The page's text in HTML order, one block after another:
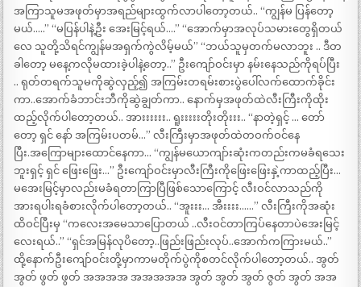
အကြာသူမအဖုတ်မှာအရည်များထွက်လာပါတော့တယ်.. “ကျွန်မ ပြန်တော့
မယ်…..” “မပြန်ပါနဲ့ဦး အေးမြင့်ရယ်….” “အောက်မှာအလုပ်သမားတွေရှိတယ်
လေ သူတို့သိရင်ကျွန်မအရှက်ကွဲလိမ့်မယ်” “ဘယ်သူမှတက်မလာဘူး .. ဒီတ
ခါတော့ မနေ့ကလိုမထားခဲ့ပါနဲ့တော့..” ဦးကျော်ဝင်းမှာ နမ်းနေသည်ကိုရပ်ပြီး
.. ရုတ်တရက်သူမကိုဆွဲလှည့်၍ အကြမ်းတရမ်းစားပွဲပေါ်လက်ထောက်ခိုင်း
ကာ..အောက်ခံဘာင်းဘီကိုဆွဲချွတ်ကာ.. နောက်မှအဖုတ်ထဲလီးကြီးကိုထိုး
ထည့်လိုက်ပါတော့တယ်.. အားးးးးး.. ရူးးးးးတိုးတိုးးး.. “နာတဲ့ရှင့် … တော်
တော့ ရှင် နော် အကြမ်းပတမ်…” လီးကြီးမှာအဖုတ်ထဲတဝက်ဝင်နေ
ပြီး.အကြောများထောင်နေကာ… “ကျွန်မယောကျာ်းဆုံးကတည်းကမခံရသေး
ဘူးရှင့် ရှင် ဖြေးဖြေး…” ဦးကျော်ဝင်းမှာလီးကြီးကိုဖြေးဖြေးနှဲ့ကာထည့်ပြီး…
မအေးမြင့်မှာလည်းမခံရတာကြာပြီဖြစ်သောကြောင့် လီးဝင်လာသည်ကို
အားရပါးရခံစားလိုက်ပါတော့တယ်.. “အူးးး… အီးးးး……” လီးကြီးကိုအဆုံး
ထိဝင်ပြီးမှ “ကလေးအမေသာပြောတယ် ..လီးဝင်တာကြပ်နေတာပဲအေးမြင့်
လေးရယ်..” “ရှင်အမြန်လုပိတော့..ဖြည်းဖြည်းလုပ်..အောက်ကကြားမယ်..”
ထို့နောက်ဦးကျော်ဝင်းတို့မှာကာမတိုက်ပွဲကိုစတင်လိုက်ပါတော့တယ်.. အွတ်
အွတ် ဖွတ် ဖွတ် အအအအ အအအအအ အွတ် အွတ် အွတ် ဇွတ် အွတ် အအ